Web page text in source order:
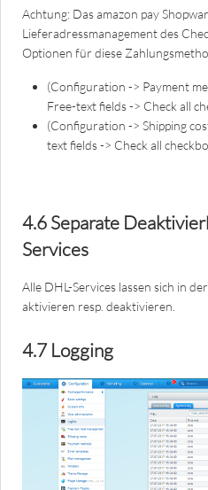
Achtung: Das amazon pay
Lieferadressmanagement des
Optionen für diese
(Configuration -> Payment
Free-text fields -> Check all
(Configuration -> Shipping
text fields -> Check all
4.6 Separate
Services
Alle DHL-Services lassen sich in
aktivieren resp. deaktivieren.
4.7 Logging